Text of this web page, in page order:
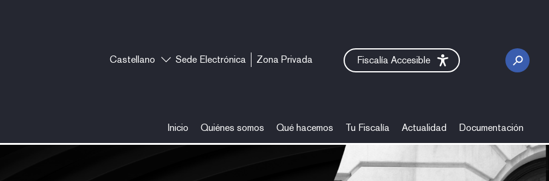
Fiscalía Accesible
Castellano Sede Electrónica Zona Privada
Inicio Quiénes somos Qué hacemos Tu Fiscalía Actualidad Documentación